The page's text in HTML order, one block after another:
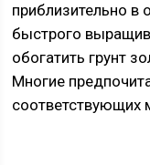
приблизительно в
быстрого
обогатить грунт
Многие
соответствующих